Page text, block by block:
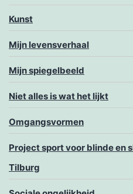
Kunst
Mijn levensverhaal
Mijn spiegelbeeld
Niet alles is wat het lijkt
Omgangsvormen
Project sport voor blinde en
Tilburg